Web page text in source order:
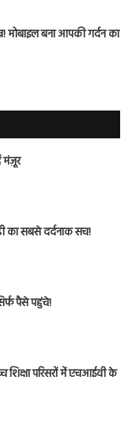
मोबाइल बना आपकी गर्दन का
मंज़ूर
का सबसे दर्दनाक सच!
पैसे पहुंचे!
शिक्षा परिसरों में एचआईवी के